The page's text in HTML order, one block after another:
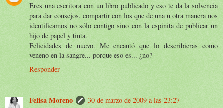
Eres una escritora con un libro publicado y eso te da la solvencia
para dar consejos, compartir con los que de una u otra manera nos
identificamos no sólo contigo sino con la espinita de publicar un
hijo de papel y tinta.
Felicidades de nuevo. Me encantó que lo describieras como
veneno en la sangre... porque eso es... ¿no?
Responder
Felisa Moreno
30 de marzo de 2009 a las 23:27